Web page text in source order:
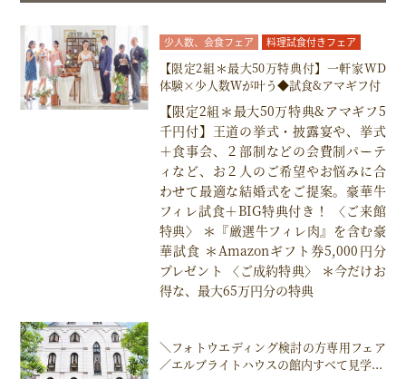
少人数、会食フェア 料理試食付きフェア
【限定2組＊最大50万特典付】一軒家WD
体験×少人数Ｗが叶う◆試食&アマギフ付
【限定2組＊最大50万特典&アマギフ5
千円付】王道の挙式・披露宴や、挙式
＋食事会、２部制などの会費制パーテ
ィなど、お２人のご希望やお悩みに合
わせて最適な結婚式をご提案。豪華牛
フィレ試食＋BIG特典付き！ 〈ご来館
特典〉 ＊『厳選牛フィレ肉』を含む豪
華試食 ＊Amazonギフト券5,000円分
プレゼント 〈ご成約特典〉 ＊今だけお
得な、最大65万円分の特典
＼フォトウエディング検討の方専用フェア
／エルブライトハウスの館内すべて見学...